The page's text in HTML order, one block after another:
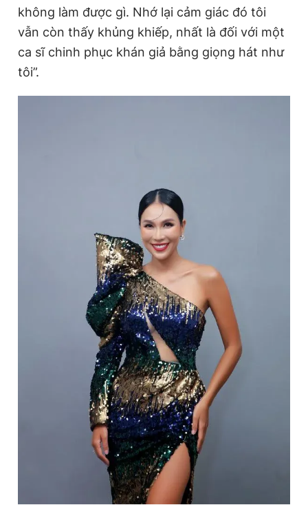
không làm được gì. Nhớ lại cảm giác đó tôi
vẫn còn thấy khủng khiếp, nhất là đối với một
ca sĩ chinh phục khán giả bằng giọng hát như
tôi”.